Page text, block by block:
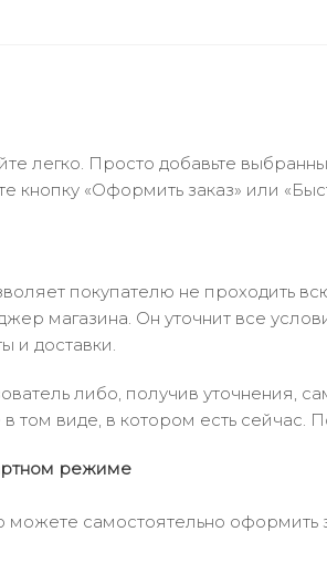
легко. Просто добавьте
кнопку «Оформить заказ» или
покупателю не проходить
магазина. Он уточнит все
и доставки.
либо, получив
том виде, в котором есть сейчас.
режиме
можете самостоятельно оформить